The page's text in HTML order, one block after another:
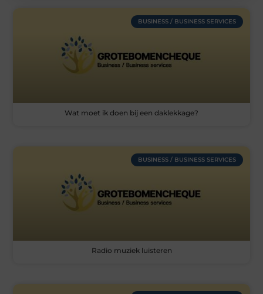
BUSINESS / BUSINESS SERVICES
Wat moet ik doen bij een daklekkage?
BUSINESS / BUSINESS SERVICES
Radio muziek luisteren